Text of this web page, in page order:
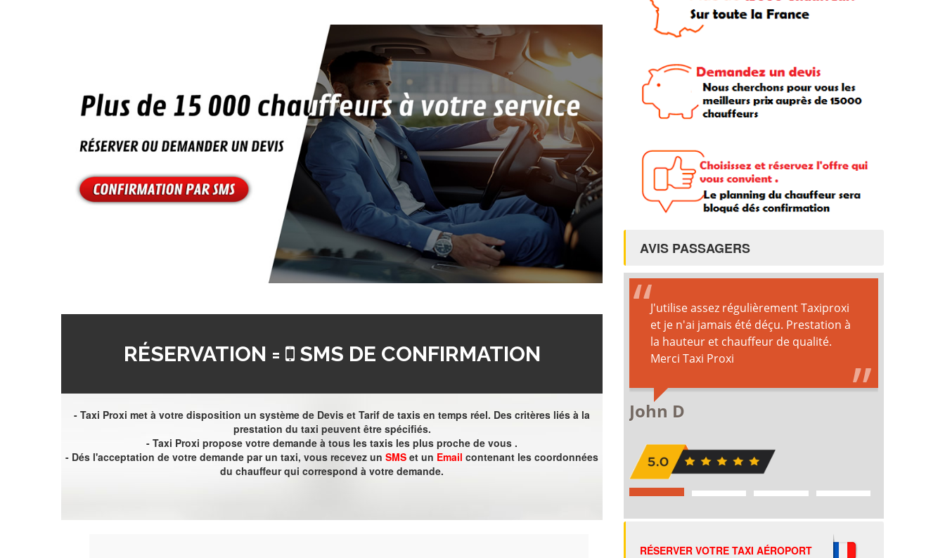
RÉSERVATION = SMS DE CONFIRMATION
- Taxi Proxi met à votre disposition un système de Devis et Tarif de taxis en temps réel. Des critères liés à la
prestation du taxi peuvent être spécifiés.
- Taxi Proxi propose votre demande à tous les taxis les plus proche de vous .
- Dés l'acceptation de votre demande par un taxi, vous recevez un SMS et un Email contenant les coordonnées
du chauffeur qui correspond à votre demande.
AVIS PASSAGERS
RÉSERVER VOTRE TAXI AÉROPORT